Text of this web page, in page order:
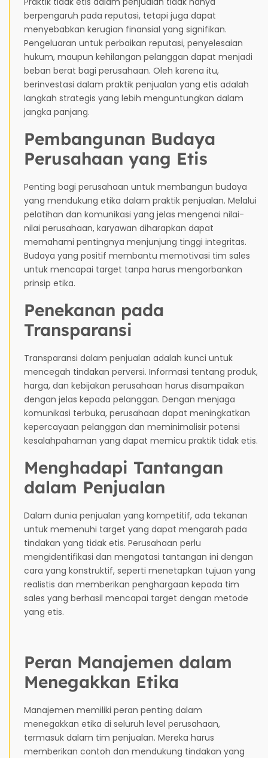
berpengaruh pada reputasi, tetapi juga dapat
menyebabkan kerugian finansial yang signifikan.
Pengeluaran untuk perbaikan reputasi, penyelesaian
hukum, maupun kehilangan pelanggan dapat menjadi
beban berat bagi perusahaan. Oleh karena itu,
berinvestasi dalam praktik penjualan yang etis adalah
langkah strategis yang lebih menguntungkan dalam
jangka panjang.
Pembangunan Budaya
Perusahaan yang Etis
Penting bagi perusahaan untuk membangun budaya
yang mendukung etika dalam praktik penjualan. Melalui
pelatihan dan komunikasi yang jelas mengenai nilai-
nilai perusahaan, karyawan diharapkan dapat
memahami pentingnya menjunjung tinggi integritas.
Budaya yang positif membantu memotivasi tim sales
untuk mencapai target tanpa harus mengorbankan
prinsip etika.
Penekanan pada
Transparansi
Transparansi dalam penjualan adalah kunci untuk
mencegah tindakan perversi. Informasi tentang produk,
harga, dan kebijakan perusahaan harus disampaikan
dengan jelas kepada pelanggan. Dengan menjaga
komunikasi terbuka, perusahaan dapat meningkatkan
kepercayaan pelanggan dan meminimalisir potensi
kesalahpahaman yang dapat memicu praktik tidak etis.
Menghadapi Tantangan
dalam Penjualan
Dalam dunia penjualan yang kompetitif, ada tekanan
untuk memenuhi target yang dapat mengarah pada
tindakan yang tidak etis. Perusahaan perlu
mengidentifikasi dan mengatasi tantangan ini dengan
cara yang konstruktif, seperti menetapkan tujuan yang
realistis dan memberikan penghargaan kepada tim
sales yang berhasil mencapai target dengan metode
yang etis.
Peran Manajemen dalam
Menegakkan Etika
Manajemen memiliki peran penting dalam
menegakkan etika di seluruh level perusahaan,
termasuk dalam tim penjualan. Mereka harus
memberikan contoh dan mendukung tindakan yang